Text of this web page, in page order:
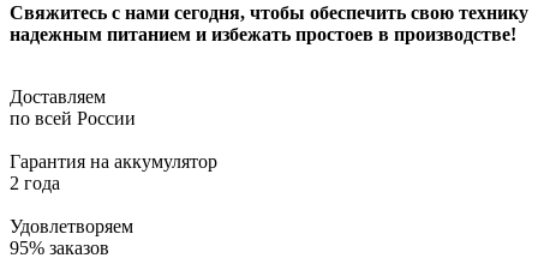
Свяжитесь с нами сегодня, чтобы обеспечить свою технику
надежным питанием и избежать простоев в производстве!
Доставляем
по всей России
Гарантия на аккумулятор
2 года
Удовлетворяем
95% заказов